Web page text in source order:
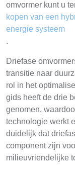
omvormer kunt u
kopen van een
energie systeem
.
Driefase
transitie naar
rol in het
gids heeft de drie
genomen,
technologie werkt
duidelijk dat
component zijn
milieuvriendelijke